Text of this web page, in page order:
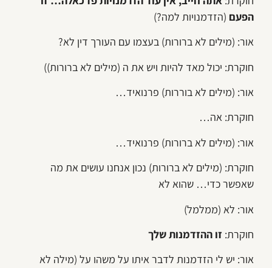
הפעם (הזדמנויות למה?)
אור: (מילים לא ברורות) בעצמו עם העורך דין לא?
חוקרת: יכול מאד להיות ויש את ה (מילים לא ברורות))
אור: (מילים לא בוררות) פרנואיד…
חוקרת: אה…
אור: (מילים לא ברורות) פרנואיד…
חוקרת: (מילים לא ברורות) נכון אנחנו עושים את מה
שאפשר כדי… שהוא לא
אור: לא (ממלמל)
חוקרת: זו ההזדמנות שלך
אור: יש לי הזדמנות לדבר איתו על משהו על (מילה לא